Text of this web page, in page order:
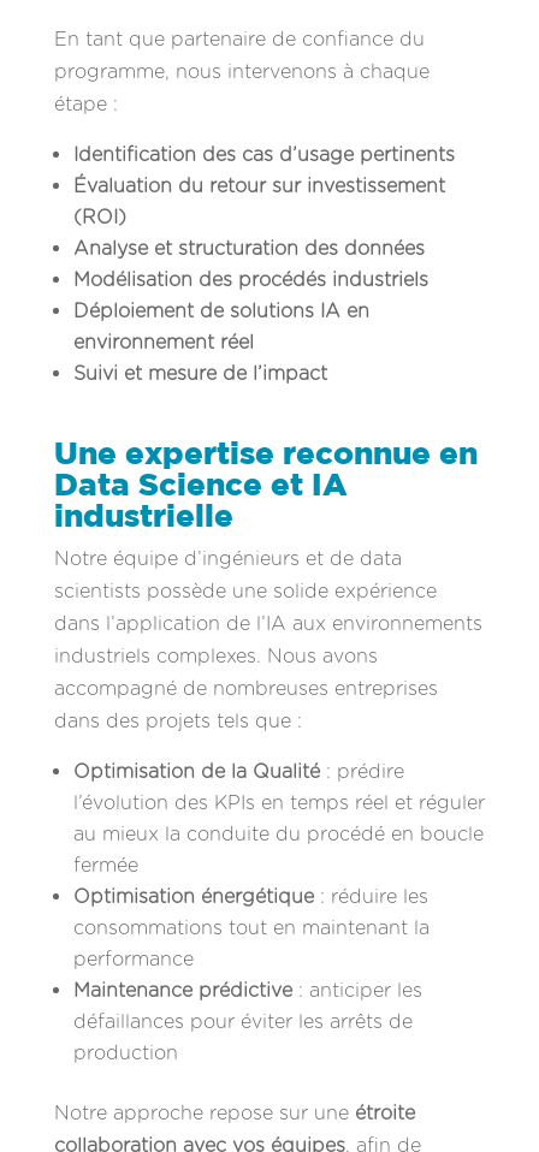
En tant que partenaire de confiance du
programme, nous intervenons à chaque
étape :
Identification des cas d’usage pertinents
Évaluation du retour sur investissement
(ROI)
Analyse et structuration des données
Modélisation des procédés industriels
Déploiement de solutions IA en
environnement réel
Suivi et mesure de l’impact
Une expertise reconnue en
Data Science et IA
industrielle
Notre équipe d’ingénieurs et de data
scientists possède une solide expérience
dans l’application de l’IA aux environnements
industriels complexes. Nous avons
accompagné de nombreuses entreprises
dans des projets tels que :
Optimisation de la Qualité: prédire
l’évolution des KPIs en temps réel et réguler
au mieux la conduite du procédé en boucle
fermée
Optimisation énergétique: réduire les
consommations tout en maintenant la
performance
Maintenance prédictive: anticiper les
défaillances pour éviter les arrêts de
production
Notre approche repose sur une étroite
collaboration avec vos équipes, afin de